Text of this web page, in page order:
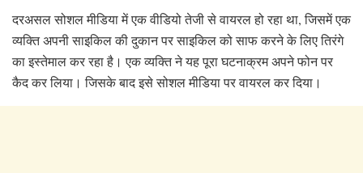
दरअसल सोशल मीडिया में एक वीडियो तेजी से वायरल हो रहा था, जिसमें एक
व्यक्ति अपनी साइकिल की दुकान पर साइकिल को साफ करने के लिए तिरंगे
का इस्तेमाल कर रहा है। एक व्यक्ति ने यह पूरा घटनाक्रम अपने फोन पर
कैद कर लिया। जिसके बाद इसे सोशल मीडिया पर वायरल कर दिया।